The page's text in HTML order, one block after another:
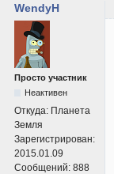
WendyH
Просто участник
Неактивен
Откуда: Планета
Земля
Зарегистрирован:
2015.01.09
Сообщений: 888